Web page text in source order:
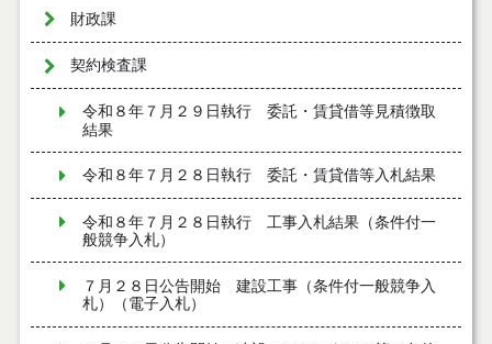
財政課
契約検査課
令和８年７月２９日執行 委託・賃貸借等見積徴取
結果
令和８年７月２８日執行 委託・賃貸借等入札結果
令和８年７月２８日執行 工事入札結果（条件付一
般競争入札）
７月２８日公告開始 建設工事（条件付一般競争入
札）（電子入札）